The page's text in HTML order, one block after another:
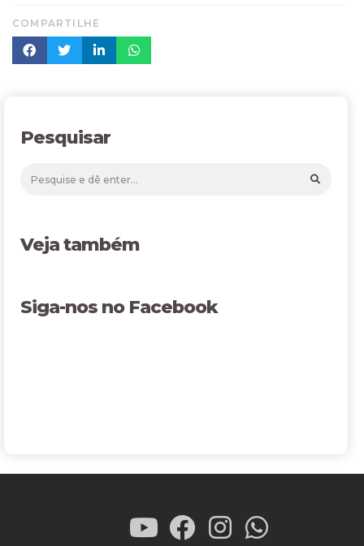
COMPARTILHE
Pesquisar
Veja também
Siga-nos no Facebook